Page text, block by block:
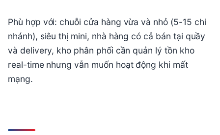
Phù hợp với: chuỗi cửa hàng vừa và nhỏ (5-15 chi
nhánh), siêu thị mini, nhà hàng có cả bán tại quầy
và delivery, kho phân phối cần quản lý tồn kho
real-time nhưng vẫn muốn hoạt động khi mất
mạng.